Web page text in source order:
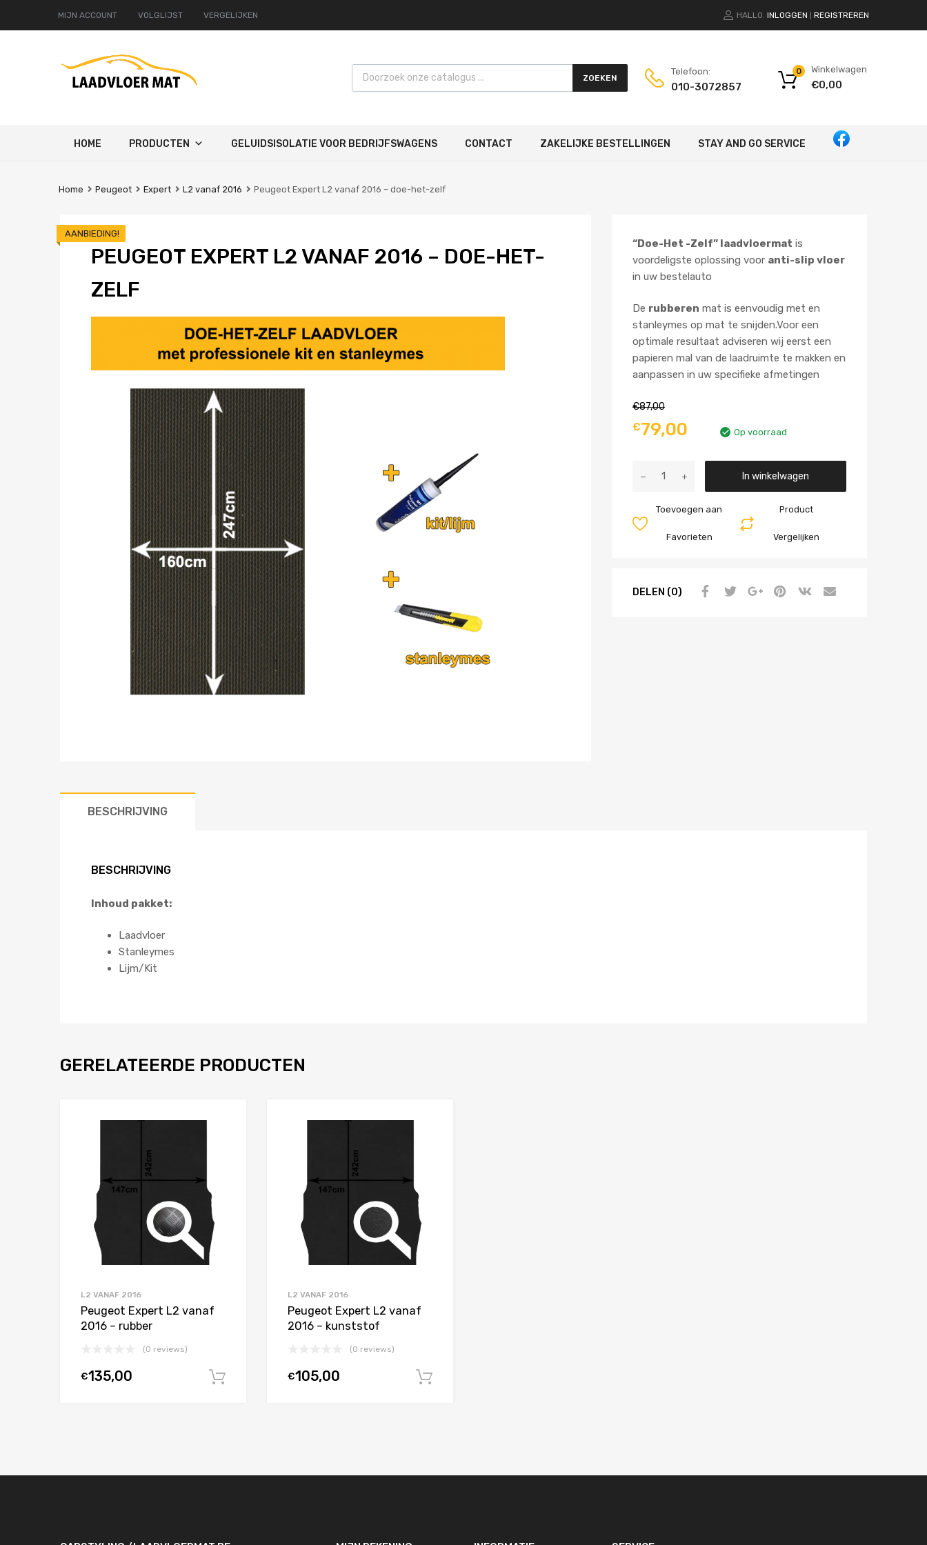
MIJN ACCOUNT VOLGLIJST VERGELIJKEN HALLO. INLOGGEN REGISTREREN
Products search ZOEKEN
Telefoon:
010-3072857
Winkelwagen
€0,00
0
HOME PRODUCTEN GELUIDSISOLATIE VOOR BEDRIJFSWAGENS CONTACT ZAKELIJKE BESTELLINGEN STAY AND GO SERVICE
Home Peugeot Expert L2 vanaf 2016 Peugeot Expert L2 vanaf 2016 – doe-het-zelf
PEUGEOT EXPERT L2 VANAF 2016 – DOE-HET-
ZELF
AANBIEDING!
“Doe-Het -Zelf” laadvloermat is
voordeligste oplossing voor anti-slip vloer
in uw bestelauto
De rubberen mat is eenvoudig met en
stanleymes op mat te snijden.Voor een
optimale resultaat adviseren wij eerst een
papieren mal van de laadruimte te makken en
aanpassen in uw specifieke afmetingen
€87,00
€79,00 Op voorraad
In winkelwagen
Product
Vergelijken
Toevoegen aan
Favorieten
DELEN (0)
BESCHRIJVING
BESCHRIJVING
Inhoud pakket:
Laadvloer
Stanleymes
Lijm/Kit
GERELATEERDE PRODUCTEN
L2 VANAF 2016
Peugeot Expert L2 vanaf
2016 – rubber
(0 reviews)
€135,00 In winkelwagen
L2 VANAF 2016
Peugeot Expert L2 vanaf
2016 – kunststof
(0 reviews)
€105,00